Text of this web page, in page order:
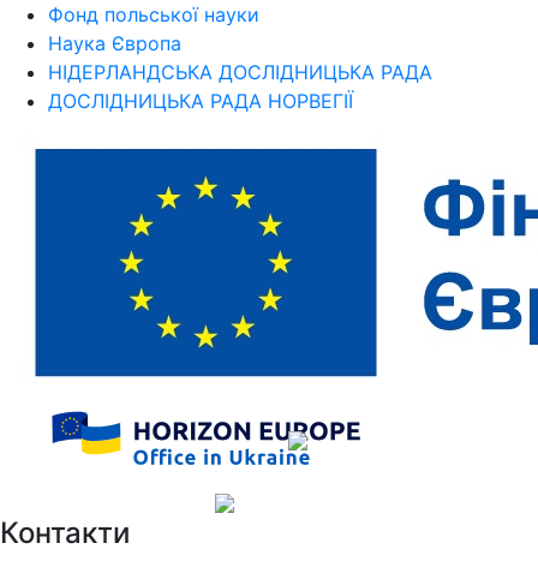
Фонд польської науки
Наука Європа
НІДЕРЛАНДСЬКА ДОСЛІДНИЦЬКА РАДА
ДОСЛІДНИЦЬКА РАДА НОРВЕГІЇ
Контакти